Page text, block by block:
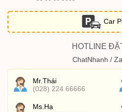
Car
HOTLINE
ChatNhanh /
Mr.Thái
(028) 224 66666
Ms.Hạ